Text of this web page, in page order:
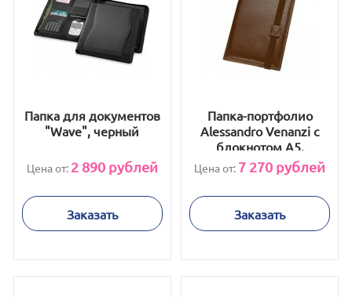
Папка для документов
"Wave", черный
Цена от: 2 890рублей
Заказать
Папка-портфолио
Alessandro Venanzi с
блокнотом А5,
коричневый
Цена от: 7 270 рублей
Заказать